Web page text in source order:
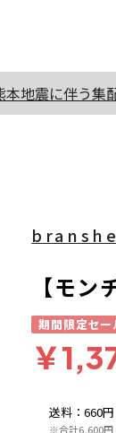
本地震に伴う集
送料 ：660円
※合計6,600円
【モ
期間限定セ
￥